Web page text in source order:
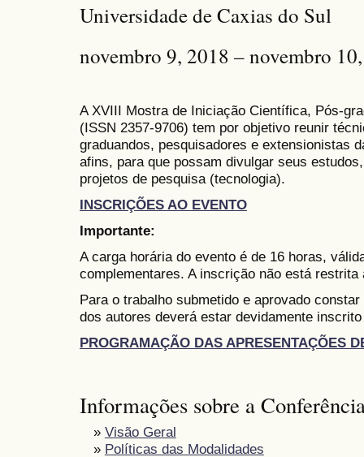
Universidade de Caxias do Sul
novembro 9, 2018 – novembro
A XVIII Mostra de Iniciação Científica, Pós-
(ISSN 2357-9706) tem por objetivo reunir
graduandos, pesquisadores e extensionistas
afins, para que possam divulgar seus
projetos de pesquisa (tecnologia).
INSCRIÇÕES AO EVENTO
Importante:
A carga horária do evento é de 16 horas,
complementares. A inscrição não está
Para o trabalho submetido e aprovado
dos autores deverá estar devidamente
PROGRAMAÇÃO DAS APRESENTAÇÕES
Informações sobre a
» Visão Geral
» Políticas das Modalidades